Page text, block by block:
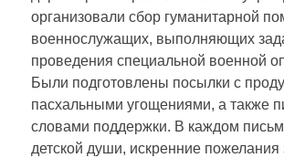
организовали сбор гуманитарной
военнослужащих, выполняющих
проведения специальной военной
Были подготовлены посылки с
пасхальными угощениями, а также
словами поддержки. В каждом
детской души, искренние пожелания